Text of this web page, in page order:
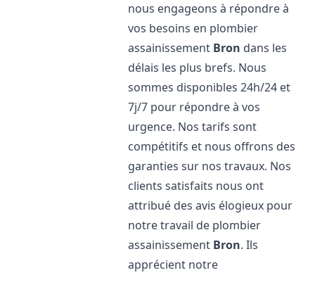
nous engageons à répondre à
vos besoins en plombier
assainissement Bron dans les
délais les plus brefs. Nous
sommes disponibles 24h/24 et
7j/7 pour répondre à vos
urgence. Nos tarifs sont
compétitifs et nous offrons des
garanties sur nos travaux. Nos
clients satisfaits nous ont
attribué des avis élogieux pour
notre travail de plombier
assainissement Bron. Ils
apprécient notre